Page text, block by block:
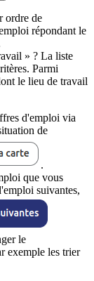
ordre de
répondant le
» ? La liste
Parmi
le lieu de travail
d'emploi via
de
.
que vous
suivantes,
le
exemple les trier